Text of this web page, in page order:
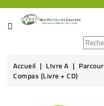
CATÉGORIE
ÉPICERIE
Accueil LIvre A
Compas (Livre + CD)
Rupture de stock